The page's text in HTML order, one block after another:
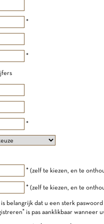
*
*
*
* (zelf te kiezen, en te
* (zelf te kiezen, en te
belangrijk dat u een sterk paswoord
is pas aanklikbaar wanneer